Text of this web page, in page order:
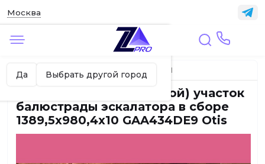
Москва
Москва ваш город?
Да Выбрать другой город
Главная ЭСКАЛАТОРЫ И ТРАВОЛАТОРЫ
Криволинейный (огибной) участок
балюстрады эскалатора в сборе
1389,5x980,4x10 GAA434DE9 Otis